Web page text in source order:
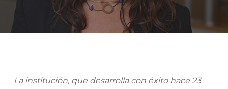
La institución, que desarrolla con éxito hace 23